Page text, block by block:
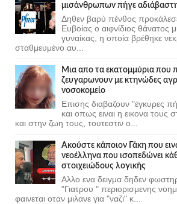
μισάνθρωπων πήγε
Δηθεν βαρύ πένθος
Ευβοίας ο αιφνίδιος θάνατος
γυναίκας, η οποία βρέθηκε
σταθμευμένο αυ...
Μια απο τα εκατομμύρια που
ζευγαρωνουν με κτηνώδες
νοσοκομείο
Επισης διαβαζουν "έγκυρες
και οπως ειναι η εικονα τους
και στην ζωη τους, τουτεστιν ο...
Ακούστε κάποιον Γάκη που
νεοέλληνα που ισοπεδώνει
στοιχειώδους λογικής
Αλλο ενα δειγμα δηδεν
"Γιατρου " περιορισμενης
φαινεται οταν μιλανε για "ναζι" κ...